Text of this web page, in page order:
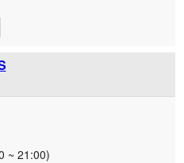
ジをご堪能いただけます。お
日頃の疲れをリフレッシュ
、水
な立地にございます。近く
すので、お車でお越しのお
い。
~ 21:00)